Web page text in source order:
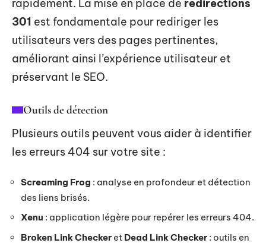
rapidement. La mise en place de redirections
301 est fondamentale pour rediriger les
utilisateurs vers des pages pertinentes,
améliorant ainsi l’expérience utilisateur et
préservant le SEO.
Outils de détection
Plusieurs outils peuvent vous aider à identifier
les erreurs 404 sur votre site :
Screaming Frog : analyse en profondeur et détection
des liens brisés.
Xenu : application légère pour repérer les erreurs 404.
Broken Link Checker et Dead Link Checker : outils en